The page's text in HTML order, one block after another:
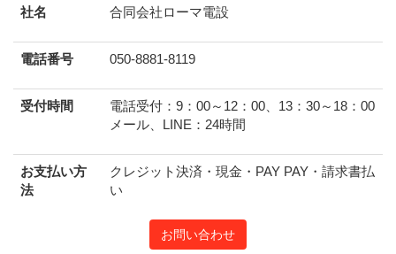
社名 合同会社ローマ電設
電話番号 050-8881-8119
受付時間
電話受付：9：00～12：00、13：30～18：00
メール、LINE：24時間
お支払い方
法
クレジット決済・現金・PAY PAY・請求書払
い
お問い合わせ